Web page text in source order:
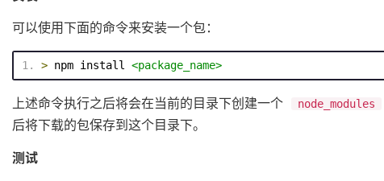
可以使用下面的命令来安装一个包：
> npm install <package_name>
上述命令执行之后将会在当前的目录下创建一个 node_modules
后将下载的包保存到这个目录下。
测试